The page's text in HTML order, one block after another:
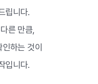
립니다.
른 만큼,
하는 것이
입니다.